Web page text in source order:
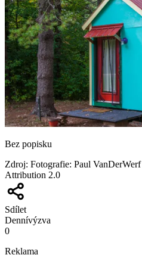
Bez popisku
Zdroj: Fotografie: Paul
Attribution 2.0
Sdílet
Dennívýzva
0
Reklama